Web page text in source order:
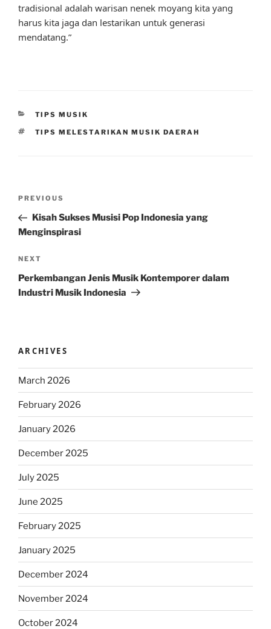
tradisional adalah warisan nenek moyang kita yang
harus kita jaga dan lestarikan untuk generasi
mendatang.”
CATEGORIES
TIPS MUSIK
TAGS
TIPS MELESTARIKAN MUSIK DAERAH
Previous
Post
PREVIOUS
Kisah Sukses Musisi Pop Indonesia yang
Menginspirasi
Next
Post
NEXT
Perkembangan Jenis Musik Kontemporer dalam
Industri Musik Indonesia
ARCHIVES
March 2026
February 2026
January 2026
December 2025
July 2025
June 2025
February 2025
January 2025
December 2024
November 2024
October 2024